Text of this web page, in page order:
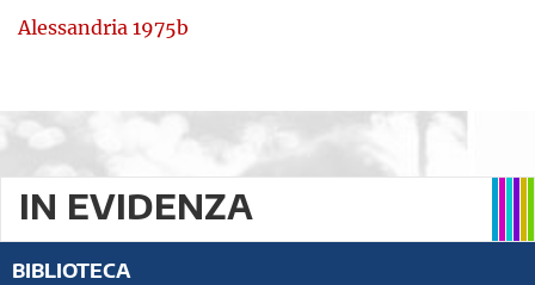
Alessandria 1975b
IN EVIDENZA
BIBLIOTECA